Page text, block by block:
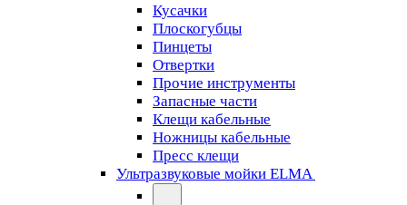
Кусачки
Плоскогубцы
Пинцеты
Отвертки
Прочие инструменты
Запасные части
Клещи кабельные
Ножницы кабельные
Пресс клещи
Ультразвуковые мойки ELMA